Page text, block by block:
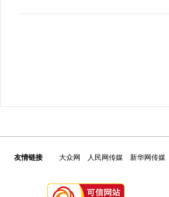
友情链接 大众网 人民网传媒 新华网传媒